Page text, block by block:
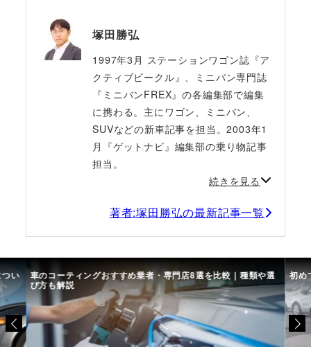
塚田勝弘
1997年3月 ステーションワゴン誌『ア
クティブビークル』、ミニバン専門誌
『ミニバンFREX』の各編集部で編集
に携わる。主にワゴン、ミニバン、
SUVなどの新車記事を担当。2003年1
月『ゲットナビ』編集部の乗り物記事
担当。
続きを見る
著者:塚田勝弘の最新記事一覧
い 車のコーティングおすすめ業者・専門店8選を比較｜種類や選
び方も解説
初め